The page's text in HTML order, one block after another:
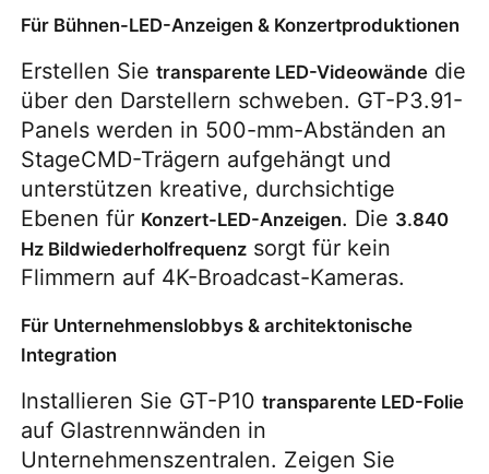
Für Bühnen-LED-Anzeigen & Konzertproduktionen
Erstellen Sie transparente LED-Videowände die
über den Darstellern schweben. GT-P3.91-
Panels werden in 500-mm-Abständen an
StageCMD-Trägern aufgehängt und
unterstützen kreative, durchsichtige
Ebenen für Konzert-LED-Anzeigen. Die 3.840
Hz Bildwiederholfrequenz sorgt für kein
Flimmern auf 4K-Broadcast-Kameras.
Für Unternehmenslobbys & architektonische
Integration
Installieren Sie GT-P10 transparente LED-Folie
auf Glastrennwänden in
Unternehmenszentralen. Zeigen Sie